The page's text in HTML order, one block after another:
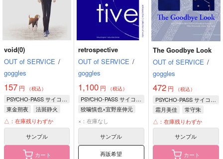
void(0)
OUT of SERVICE /
goggles
157 円 （税込）
PSYCHO-PASS サイコパス
東金朔夜
法斑静火
△：在庫残りわずか
サンプル
カート
retrospective
OUT of SERVICE /
goggles
1,100 円 （税込）
PSYCHO-PASS サイコパス
狡噛慎也×宜野座伸元
狡噛慎也
×：在庫なし
サンプル
再販希望
The Goodbye Look
OUT of SERVICE /
goggles
472円 （税込）
PSYCHO-PASS サイコパス
霜月美佳
常守朱
△：在庫残りわずか
サンプル
カート